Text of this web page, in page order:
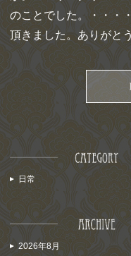
のことでした。・・・
頂きました。ありがと
日常
2026年8月